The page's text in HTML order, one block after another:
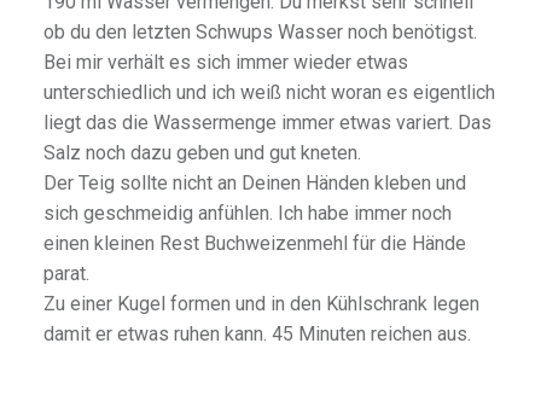
ob du den letzten Schwups Wasser noch benötigst.
Bei mir verhält es sich immer wieder etwas
unterschiedlich und ich weiß nicht woran es eigentlich
liegt das die Wassermenge immer etwas variert. Das
Salz noch dazu geben und gut kneten.
Der Teig sollte nicht an Deinen Händen kleben und
sich geschmeidig anfühlen. Ich habe immer noch
einen kleinen Rest Buchweizenmehl für die Hände
parat.
Zu einer Kugel formen und in den Kühlschrank legen
damit er etwas ruhen kann. 45 Minuten reichen aus.